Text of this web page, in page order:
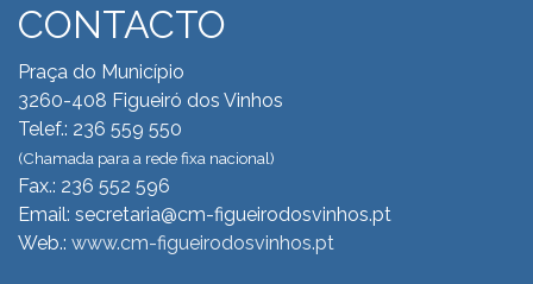
CONTACTO
Praça do Município
3260-408 Figueiró dos Vinhos
Telef.: 236 559 550
(Chamada para a rede fixa nacional)
Fax.: 236 552 596
Email: secretaria@cm-figueirodosvinhos.pt
Web.: www.cm-figueirodosvinhos.pt